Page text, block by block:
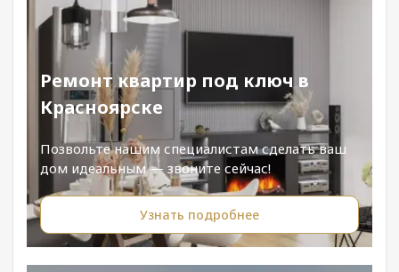
Ремонт квартир под ключ в
Красноярске
Позвольте нашим специалистам сделать ваш
дом идеальным — звоните сейчас!
Узнать подробнее